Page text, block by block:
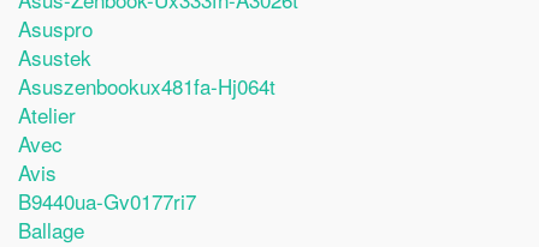
Asuspro
Asustek
Asuszenbookux481fa-Hj064t
Atelier
Avec
Avis
B9440ua-Gv0177ri7
Ballage